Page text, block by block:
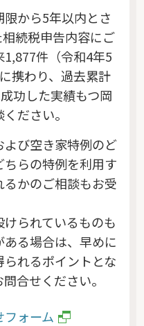
から5年以内とさ
続税申告内容にご
件（令和4年5
携わり、過去累計
功した実績もつ岡
ださい。
よび空き家特例のど
らの特例を利用す
かのご相談もお受
られているものも
る場合は、早めに
れるポイントとな
合せください。
ォーム